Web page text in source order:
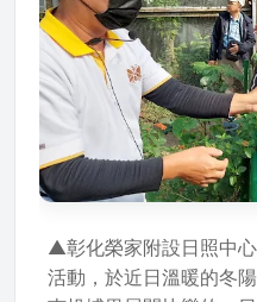
▲彰化榮家附設日照中
活動，於近日溫暖的冬